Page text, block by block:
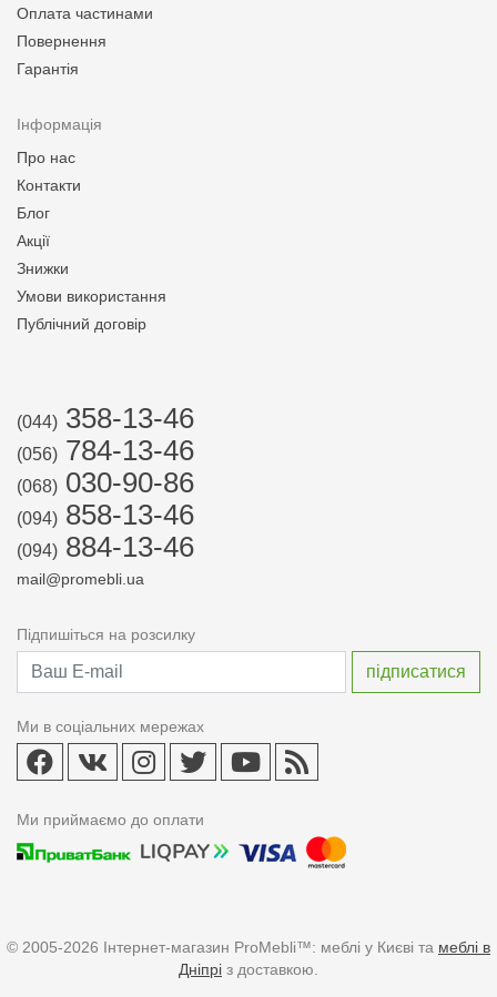
Оплата частинами
Повернення
Гарантія
Інформація
Про нас
Контакти
Блог
Акції
Знижки
Умови використання
Публічний договір
(044) 358-13-46
(056) 784-13-46
(068) 030-90-86
(094) 858-13-46
(094) 884-13-46
mail@promebli.ua
Підпишіться на розсилку
Ми в соціальних мережах
Ми приймаємо до оплати
© 2005-2026 Інтернет-магазин ProMebli™: меблі у Києві та меблі в
Дніпрі з доставкою.